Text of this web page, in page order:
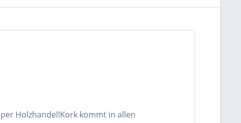
Holzhandel!Kork kommt in allen